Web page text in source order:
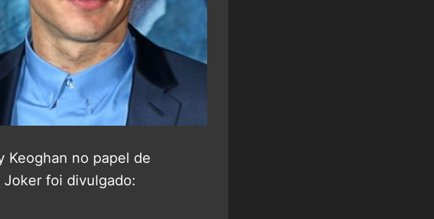
Keoghan no papel de
foi divulgado: